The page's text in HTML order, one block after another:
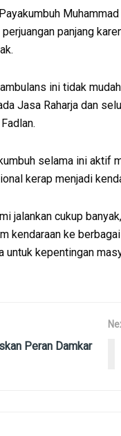
panjang
ini tidak
Jasa Raharja dan
selama ini aktif
kerap menjadi
jalankan cukup
kendaraan ke
kepentingan
Peran Damkar